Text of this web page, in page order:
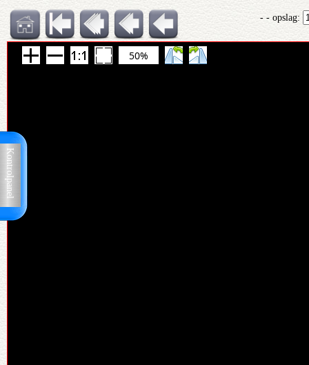
Kontrolpanel
- - opslag:
50%